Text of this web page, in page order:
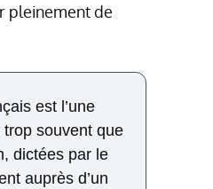
pleinement de
est l’une
trop souvent que
dictées par le
auprès d’un